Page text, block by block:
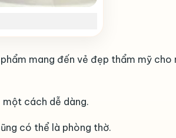
mang đến vẻ đẹp thẩm mỹ cho
một cách dễ dàng.
có thể là phòng thờ.